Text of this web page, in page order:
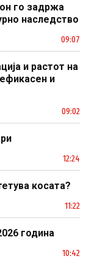
го задржа
наследство
09:07
и растот на
и
09:02
12:24
косата?
11:22
година
10:42